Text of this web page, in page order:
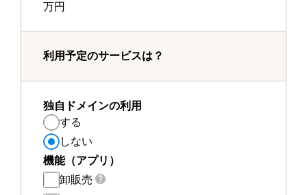
万円
利用予定のサービスは？
独自ドメインの利用
する
しない
機能（アプリ）
卸販売